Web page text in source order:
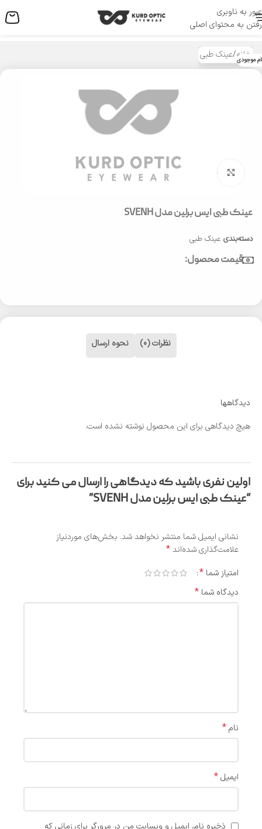
عبور به ناوبری
رفتن به محتوای اصلی
منو
خانه/عینک طبی موجودی
بزرگنمایی تصویر
عینک طبی ایس برلین مدل SVENH
دسته‌بندی عینک طبی
قیمت محصول:
نظرات (0) نحوه ارسال
دیدگاهها
هیچ دیدگاهی برای این محصول نوشته نشده است.
اولین نفری باشید که دیدگاهی را ارسال می کنید برای
“عینک طبی ایس برلین مدل SVENH”
نشانی ایمیل شما منتشر نخواهد شد. بخش‌های موردنیاز
علامت‌گذاری شده‌اند*
امتیاز شما *
دیدگاه شما *
نام*
ایمیل*
ذخیره نام، ایمیل و وبسایت من در مرورگر برای زمانی که